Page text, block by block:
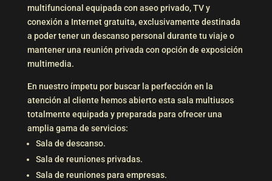
multifuncional equipada con aseo privado, TV y
conexión a Internet gratuita, exclusivamente destinada
a poder tener un descanso personal durante tu viaje o
mantener una reunión privada con opción de exposición
multimedia.
En nuestro ímpetu por buscar la perfección en la
atención al cliente hemos abierto esta sala multiusos
totalmente equipada y preparada para ofrecer una
amplia gama de servicios:⁣⁣
Sala de descanso.⁣⁣
Sala de reuniones privadas.⁣⁣
Sala de reuniones para empresas.⁣⁣